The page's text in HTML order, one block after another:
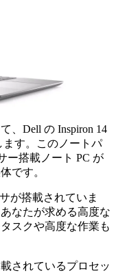
、Dell の Inspiron 14
ます。このノートパ
ー搭載ノート PC が
です。
が搭載されていま
なたが求める高度な
スクや高度な作業も
されているプロセッ